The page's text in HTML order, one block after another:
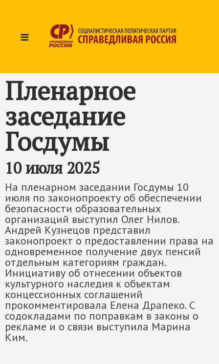
≡
Пленарное
заседание
Госдумы
10 июля 2025
На пленарном заседании Госдумы 10
июля по законопроекту об обеспечении
безопасности образовательных
организаций выступил Олег Нилов.
Андрей Кузнецов представил
законопроект о предоставлении права на
одновременное получение двух пенсий
отдельным категориям граждан.
Инициативу об отнесении объектов
культурного наследия к объектам
концессионных соглашений
прокомментировала Елена Драпеко. С
содокладами по поправкам в законы о
рекламе и о связи выступила Марина
Ким.